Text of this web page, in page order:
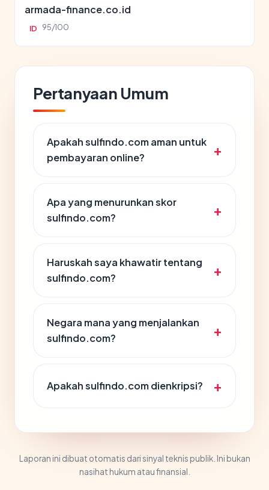
armada-finance.co.id
ID 95/100
Pertanyaan Umum
Apakah sulfindo.com aman untuk
pembayaran online?
Apa yang menurunkan skor
sulfindo.com?
Haruskah saya khawatir tentang
sulfindo.com?
Negara mana yang menjalankan
sulfindo.com?
Apakah sulfindo.com dienkripsi?
Laporan ini dibuat otomatis dari sinyal teknis publik. Ini bukan
nasihat hukum atau finansial.